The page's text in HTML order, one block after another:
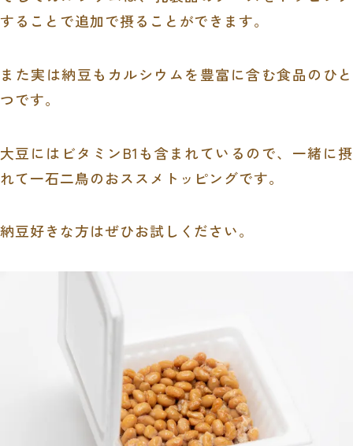
することで追加で摂ることができます。
また実は納豆もカルシウムを豊富に含む食品のひと
つです。
大豆にはビタミンB1も含まれているので、一緒に摂
れて一石二鳥のおススメトッピングです。
納豆好きな方はぜひお試しください。